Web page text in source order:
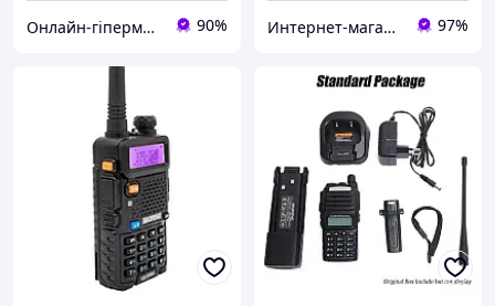
Онлайн-гіпермаркет GIDRA 90% Интернет-магазин Итакшоп 97%